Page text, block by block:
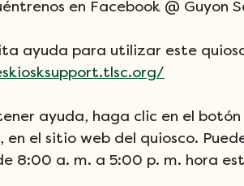
en Facebook @ Guyon
ayuda para utilizar este
ayuda, haga clic en el
en el sitio web del quiosco.
8:00 a. m. a 5:00 p. m. hora